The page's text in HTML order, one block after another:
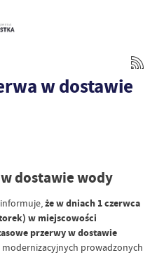
w dostawie
dostawie wody
informuje,że w dniach 1 czerwca
w miejscowości
przerwy w dostawie
prowadzonych